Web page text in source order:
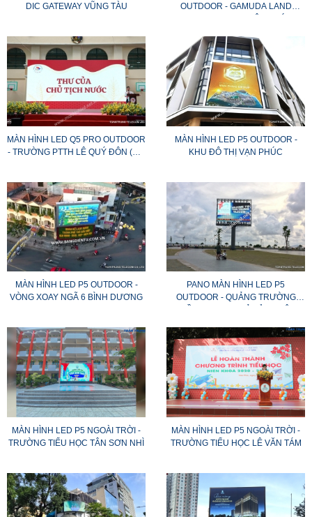
DIC GATEWAY VŨNG TÀU
OUTDOOR - GAMUDA LAND
MÀN HÌNH LED Q5 PRO OUTDOOR
- TRƯỜNG PTTH LÊ QUÝ ĐÔN (Q1,
MÀN HÌNH LED P5 OUTDOOR -
KHU ĐÔ THỊ VẠN PHÚC
MÀN HÌNH LED P5 OUTDOOR -
VÒNG XOAY NGÃ 6 BÌNH DƯƠNG
PANO MÀN HÌNH LED P5
OUTDOOR - QUẢNG TRƯỜNG
MÀN HÌNH LED P5 NGOÀI TRỜI -
TRƯỜNG TIỂU HỌC TÂN SƠN NHÌ
MÀN HÌNH LED P5 NGOÀI TRỜI -
TRƯỜNG TIỂU HỌC LÊ VĂN TÁM